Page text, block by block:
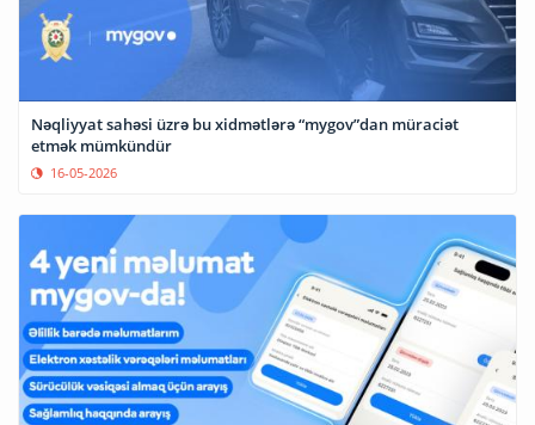
Nəqliyyat sahəsi üzrə bu xidmətlərə “mygov”dan müraciət
etmək mümkündür
16-05-2026